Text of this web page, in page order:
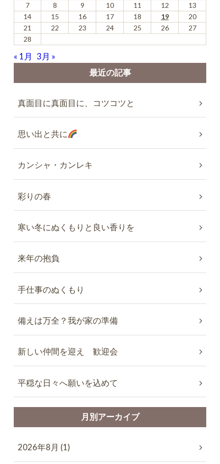
7
8 9 10 11 12
13
14
15 16 17 18 19
20
21
22 23 24 25 26
27
28
« 1月 3月 »
最近の記事
真面目に真面目に、コツコツと
思い出と共に
カンシャ・カンレキ
彩りの春
寒い冬にぬくもりと良い香りを
来年の抱負
手仕事のぬくもり
備えは万全？我が家の準備
新しい仲間を迎え 歓迎会
平穏な日々へ願いを込めて
月別アーカイブ
2026年8月 (1)